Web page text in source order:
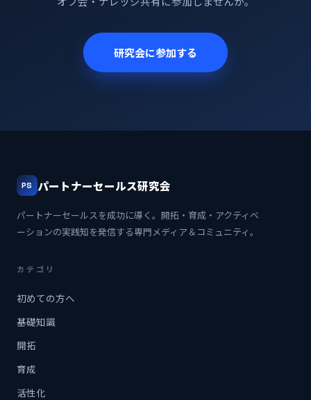
研究会に参加する
PS パートナーセールス研究会
パートナーセールスを成功に導く。開拓・育成・アクティベ
ーションの実践知を発信する専門メディア＆コミュニティ。
カテゴリ
初めての方へ
基礎知識
開拓
育成
活性化